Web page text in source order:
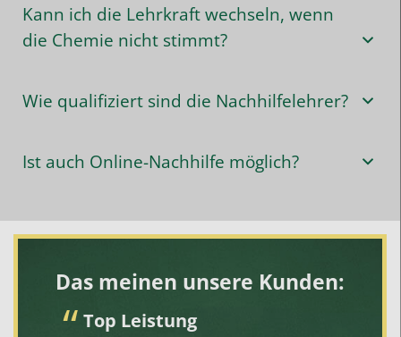
Kann ich die Lehrkraft wechseln, wenn
die Chemie nicht stimmt?
Wie qualifiziert sind die Nachhilfelehrer?
Ist auch Online-Nachhilfe möglich?
Das meinen unsere Kunden:
Top Leistung